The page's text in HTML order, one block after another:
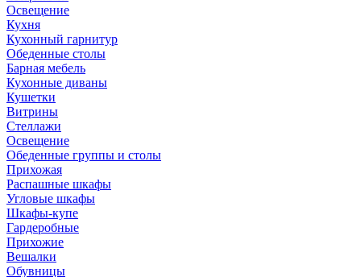
Освещение
Кухня
Кухонный гарнитур
Обеденные столы
Барная мебель
Кухонные диваны
Кушетки
Витрины
Стеллажи
Освещение
Обеденные группы и столы
Прихожая
Распашные шкафы
Угловые шкафы
Шкафы-купе
Гардеробные
Прихожие
Вешалки
Обувницы